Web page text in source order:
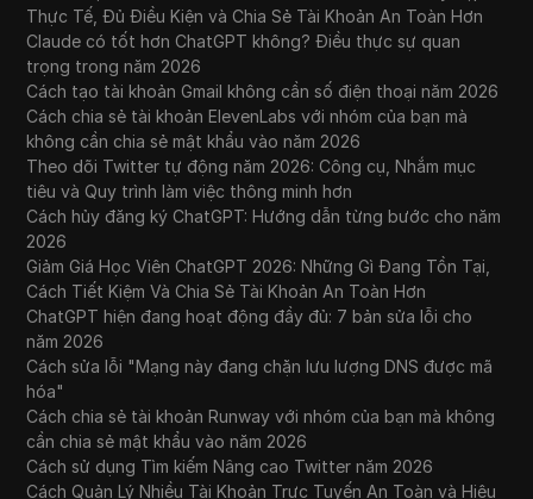
Thực Tế, Đủ Điều Kiện và Chia Sẻ Tài Khoản An Toàn Hơn
Claude có tốt hơn ChatGPT không? Điều thực sự quan
trọng trong năm 2026
Cách tạo tài khoản Gmail không cần số điện thoại năm 2026
Cách chia sẻ tài khoản ElevenLabs với nhóm của bạn mà
không cần chia sẻ mật khẩu vào năm 2026
Theo dõi Twitter tự động năm 2026: Công cụ, Nhắm mục
tiêu và Quy trình làm việc thông minh hơn
Cách hủy đăng ký ChatGPT: Hướng dẫn từng bước cho năm
2026
Giảm Giá Học Viên ChatGPT 2026: Những Gì Đang Tồn Tại,
Cách Tiết Kiệm Và Chia Sẻ Tài Khoản An Toàn Hơn
ChatGPT hiện đang hoạt động đầy đủ: 7 bản sửa lỗi cho
năm 2026
Cách sửa lỗi "Mạng này đang chặn lưu lượng DNS được mã
hóa"
Cách chia sẻ tài khoản Runway với nhóm của bạn mà không
cần chia sẻ mật khẩu vào năm 2026
Cách sử dụng Tìm kiếm Nâng cao Twitter năm 2026
Cách Quản Lý Nhiều Tài Khoản Trực Tuyến An Toàn và Hiệu